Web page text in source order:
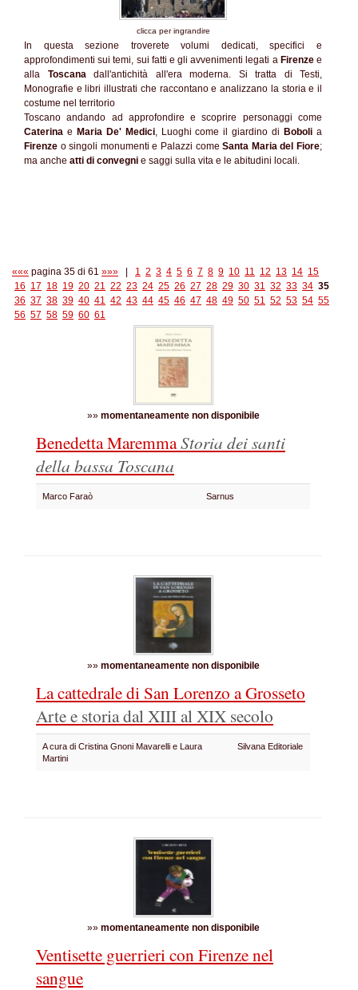
clicca per ingrandire
In questa sezione troverete volumi dedicati, specifici e
approfondimenti sui temi, sui fatti e gli avvenimenti legati a Firenzee
alla Toscanadall'antichità all'era moderna. Si tratta di Testi,
Monografie e libri illustrati che raccontano e analizzano la storia e il
costume nel territorio
Toscano andando ad approfondire e scoprire personaggi come
Caterina e Maria De' Medici, Luoghi come il giardino di Boboli a
Firenze o singoli monumenti e Palazzi comeSanta Maria del Fiore;
ma anche atti di convegni e saggi sulla vita e le abitudini locali.
««« pagina 35 di 61 »»» 1 2 3 4 5 6 7 8 9 10 11 12 13 14 15
16 17 18 19 20 21 22 23 24 25 26 27 28 29 30 31 32 33 34 35
36 37 38 39 40 41 42 43 44 45 46 47 48 49 50 51 52 53 54 55
56 57 58 59 60 61
»» momentaneamente non disponibile
Benedetta MaremmaStoria dei santi
della bassa Toscana
Marco Faraò Sarnus
»» momentaneamente non disponibile
La cattedrale di San Lorenzo a Grosseto
Arte e storia dal XIII al XIX secolo
A cura di Cristina Gnoni Mavarelli e Laura
Martini
Silvana Editoriale
»» momentaneamente non disponibile
Ventisette guerrieri con Firenze nel
sangue